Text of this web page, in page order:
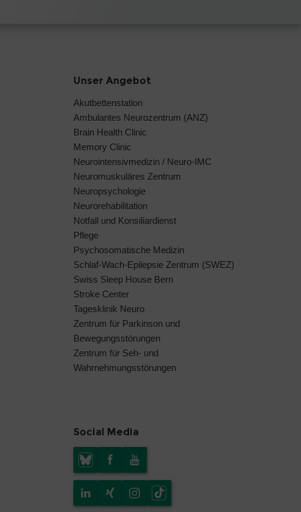
Unser Angebot
Akutbettenstation
Ambulantes Neurozentrum (ANZ)
Brain Health Clinic
Memory Clinic
Neurointensivmedizin / Neuro-IMC
Neuromuskuläres Zentrum
Neuropsychologie
Neurorehabilitation
Notfall und Konsiliardienst
Pflege
Psychosomatische Medizin
Schlaf-Wach-Epilepsie Zentrum (SWEZ)
Swiss Sleep House Bern
Stroke Center
Tagesklinik Neuro
Zentrum für Parkinson und
Bewegungsstörungen
Zentrum für Seh- und
Wahrnehmungsstörungen
Social Media